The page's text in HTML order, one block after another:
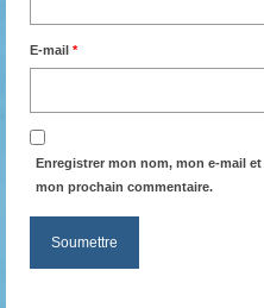
E-mail *
Enregistrer mon nom, mon e-mail
mon prochain commentaire.